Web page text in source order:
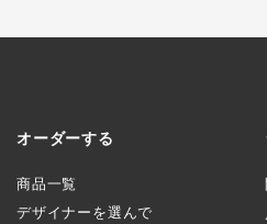
オーダーする
商品一覧
デザイナーを選んで